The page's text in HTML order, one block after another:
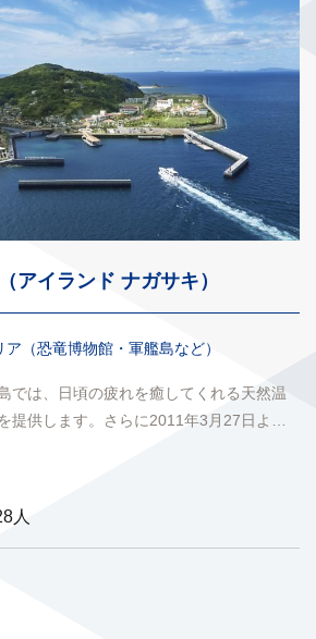
アイランド ナガサキ）
（恐竜博物館・軍艦島など）
では、日頃の疲れを癒してくれる天然温
提供します。さらに2011年3月27日より
人